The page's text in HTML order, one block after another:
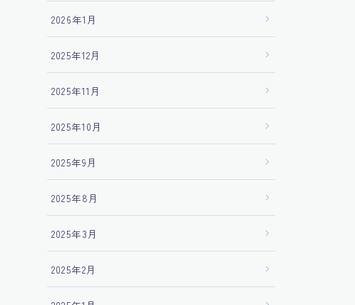
2026年1月
2025年12月
2025年11月
2025年10月
2025年9月
2025年8月
2025年3月
2025年2月